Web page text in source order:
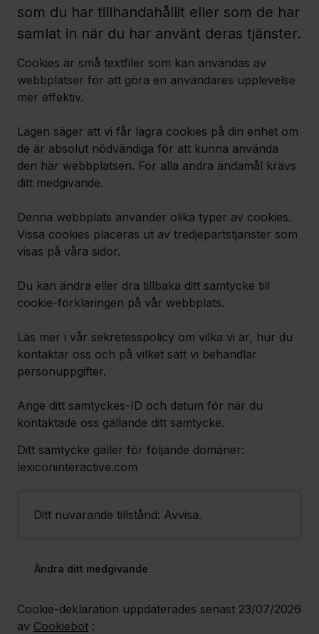
som du har tillhandahållit eller som de har
samlat in när du har använt deras tjänster.
Cookies är små textfiler som kan användas av
webbplatser för att göra en användares upplevelse
mer effektiv.
Lagen säger att vi får lagra cookies på din enhet om
de är absolut nödvändiga för att kunna använda
den här webbplatsen. För alla andra ändamål krävs
ditt medgivande.
Denna webbplats använder olika typer av cookies.
Vissa cookies placeras ut av tredjepartstjänster som
visas på våra sidor.
Du kan ändra eller dra tillbaka ditt samtycke till
cookie-förklaringen på vår webbplats.
Läs mer i vår sekretesspolicy om vilka vi är, hur du
kontaktar oss och på vilket sätt vi behandlar
personuppgifter.
Ange ditt samtyckes-ID och datum för när du
kontaktade oss gällande ditt samtycke.
Ditt samtycke gäller för följande domäner:
lexiconinteractive.com
Ditt nuvarande tillstånd: Avvisa.
Ändra ditt medgivande
Cookie-deklaration uppdaterades senast 23/07/2026
av Cookiebot :